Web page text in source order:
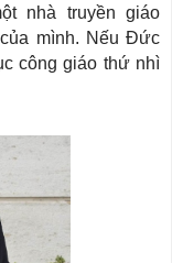
nhà truyền giáo
mình. Nếu Đức
công giáo thứ nhì